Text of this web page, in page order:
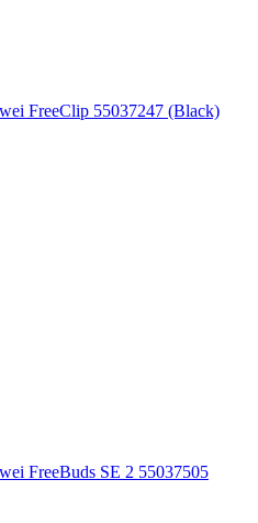
FreeClip 55037247 (Black)
FreeBuds SE 2 55037505